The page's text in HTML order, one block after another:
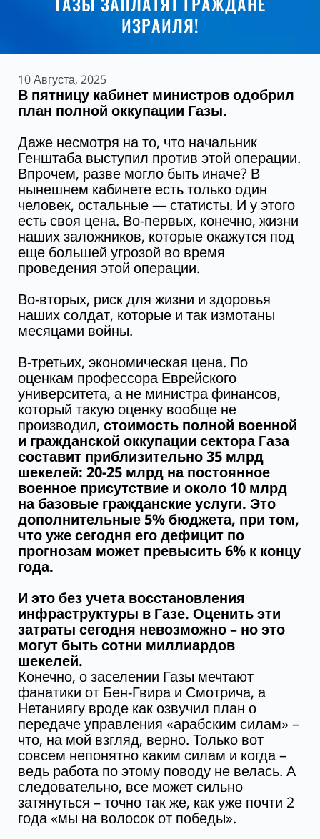
ИЗРАИЛЯ!
10 Августа, 2025
В пятницу кабинет министров одобрил
план полной оккупации Газы.
Даже несмотря на то, что начальник
Генштаба выступил против этой операции.
Впрочем, разве могло быть иначе? В
нынешнем кабинете есть только один
человек, остальные — статисты. И у этого
есть своя цена. Во-первых, конечно, жизни
наших заложников, которые окажутся под
еще большей угрозой во время
проведения этой операции.
Во-вторых, риск для жизни и здоровья
наших солдат, которые и так измотаны
месяцами войны.
В-третьих, экономическая цена. По
оценкам профессора Еврейского
университета, а не министра финансов,
который такую оценку вообще не
производил, стоимость полной военной
и гражданской оккупации сектора Газа
составит приблизительно 35 млрд
шекелей: 20-25 млрд на постоянное
военное присутствие и около 10 млрд
на базовые гражданские услуги. Это
дополнительные 5% бюджета, при том,
что уже сегодня его дефицит по
прогнозам может превысить 6% к концу
года.
И это без учета восстановления
инфраструктуры в Газе. Оценить эти
затраты сегодня невозможно – но это
могут быть сотни миллиардов
шекелей.
Конечно, о заселении Газы мечтают
фанатики от Бен-Гвира и Смотрича, а
Нетаниягу вроде как озвучил план о
передаче управления «арабским силам» –
что, на мой взгляд, верно. Только вот
совсем непонятно каким силам и когда –
ведь работа по этому поводу не велась. А
следовательно, все может сильно
затянуться – точно так же, как уже почти 2
года «мы на волосок от победы».